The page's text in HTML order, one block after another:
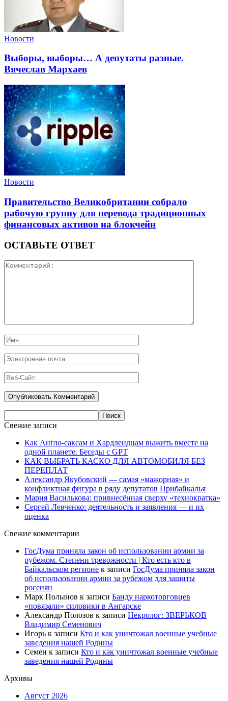
Новости
Выборы, выборы… А депутаты разные.
Вячеслав Мархаев
Новости
Правительство Великобритании собрало
рабочую группу для перевода традиционных
финансовых активов на блокчейн
ОСТАВЬТЕ ОТВЕТ
Свежие записи
Как Англо-саксам и Хардлендцам выжить вместе на
одной планете. Беседы с GPT
КАК ВЫБРАТЬ КАСКО ДЛЯ АВТОМОБИЛЯ БЕЗ
ПЕРЕПЛАТ
Александр Якубовский — самая «мажорная» и
конфликтная фигура в ряду депутатов Прибайкалья
Мария Василькова: привнесённая сверху «технократка»
Сергей Левченко: деятельность и заявления — и их
оценка
Свежие комментарии
ГосДума приняла закон об использовании армии за
рубежом. Степени тревожности | Кто есть кто в
Байкальском регионе к записи ГосДума приняла закон
об использовании армии за рубежом для защиты
россиян
Марк Полынов к записи Банду наркоторговцев
«повязали» силовики в Ангарске
Александр Полозов к записи Некролог: ЗВЕРЬКОВ
Владимир Семенович
Игорь к записи Кто и как уничтожал военные учебные
заведения нашей Родины
Семен к записи Кто и как уничтожал военные учебные
заведения нашей Родины
Архивы
Август 2026